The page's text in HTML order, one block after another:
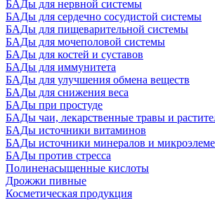
БАДы для нервной системы
БАДы для сердечно сосудистой системы
БАДы для пищеварительной системы
БАДы для мочеполовой системы
БАДы для костей и суставов
БАДы для иммунитета
БАДы для улучшения обмена веществ
БАДы для снижения веса
БАДы при простуде
БАДы чаи, лекарственные травы и
БАДы источники витаминов
БАДы источники минералов и
БАДы против стресса
Полиненасыщенные кислоты
Дрожжи пивные
Косметическая продукция